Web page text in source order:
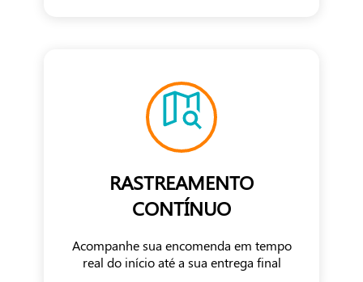
RASTREAMENTO
CONTÍNUO
Acompanhe sua encomenda em tempo
real do início até a sua entrega final